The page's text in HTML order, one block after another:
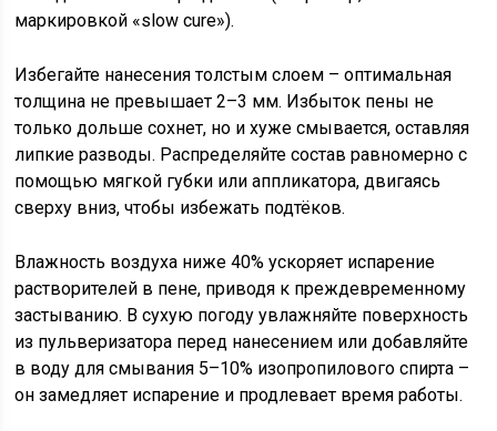
маркировкой «slow cure»).
Избегайте нанесения толстым слоем – оптимальная
толщина не превышает 2–3 мм. Избыток пены не
только дольше сохнет, но и хуже смывается, оставляя
липкие разводы. Распределяйте состав равномерно с
помощью мягкой губки или аппликатора, двигаясь
сверху вниз, чтобы избежать подтёков.
Влажность воздуха ниже 40% ускоряет испарение
растворителей в пене, приводя к преждевременному
застыванию. В сухую погоду увлажняйте поверхность
из пульверизатора перед нанесением или добавляйте
в воду для смывания 5–10% изопропилового спирта –
он замедляет испарение и продлевает время работы.